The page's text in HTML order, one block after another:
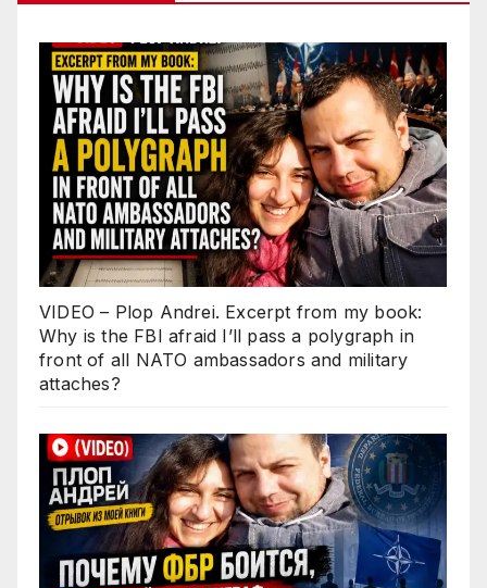
VIDEO – Plop Andrei. Excerpt from my book:
Why is the FBI afraid I’ll pass a polygraph in
front of all NATO ambassadors and military
attaches?